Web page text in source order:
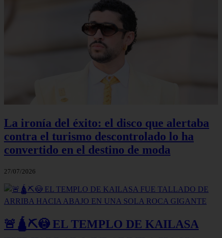
La ironía del éxito: el disco que alertaba
contra el turismo descontrolado lo ha
convertido en el destino de moda
27/07/2026
🚨🛕⛏️😳 EL TEMPLO DE KAILASA